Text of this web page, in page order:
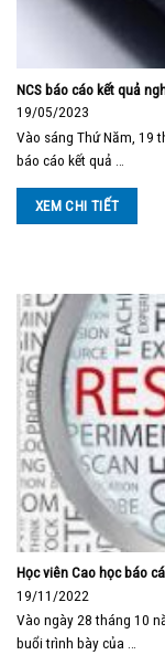
NCS báo cáo kết quả
19/05/2023
Vào sáng Thứ Năm, 19
báo cáo kết quả …
XEM CHI TIẾT
Học viên Cao học báo
19/11/2022
Vào ngày 28 tháng 10
buổi trình bày của …